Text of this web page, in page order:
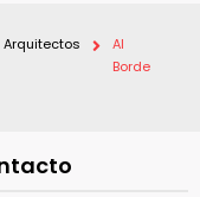
Arquitectos
Al
Borde